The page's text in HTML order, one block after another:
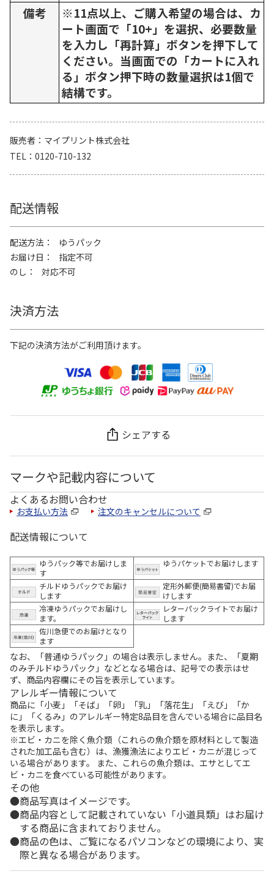
備考
※11点以上、ご購入希望の場合は、カ
ート画面で「10+」を選択、必要数量
を入力し「再計算」ボタンを押下して
ください。当画面での「カートに入れ
る」ボタン押下時の数量選択は1個で
結構です。
販売者
マイプリント株式会社
TEL
0120-710-132
配送情報
配送方法
ゆうパック
お届け日
指定不可
のし
対応不可
決済方法
下記の決済方法がご利用頂けます。
シェアする
マークや記載内容について
よくあるお問い合わせ
お支払い方法 注文のキャンセルについて
配送情報について
ゆうパック等でお届けしま
す
ゆうパケットでお届けします
チルドゆうパックでお届け
します
定形外郵便(簡易書留)でお届
けします
冷凍ゆうパックでお届けし
ます。
レターパックライトでお届け
します
佐川急便でのお届けとなり
ます
なお、「普通ゆうパック」の場合は表示しません。また、「夏期
のみチルドゆうパック」などとなる場合は、記号での表示はせ
ず、商品内容欄にその旨を表示しています。
アレルギー情報について
商品に「小麦」「そば」「卵」「乳」「落花生」「えび」「か
に」「くるみ」のアレルギー特定8品目を含んでいる場合に品目名
を表示します。
※エビ・カニを除く魚介類（これらの魚介類を原材料として製造
された加工品も含む）は、漁獲漁法によりエビ・カニが混じって
いる場合があります。 また、これらの魚介類は、エサとしてエ
ビ・カニを食べている可能性があります。
その他
商品写真はイメージです。
商品内容として記載されていない「小道具類」はお届け
する商品に含まれておりません。
商品の色は、ご覧になるパソコンなどの環境により、実
際と異なる場合があります。